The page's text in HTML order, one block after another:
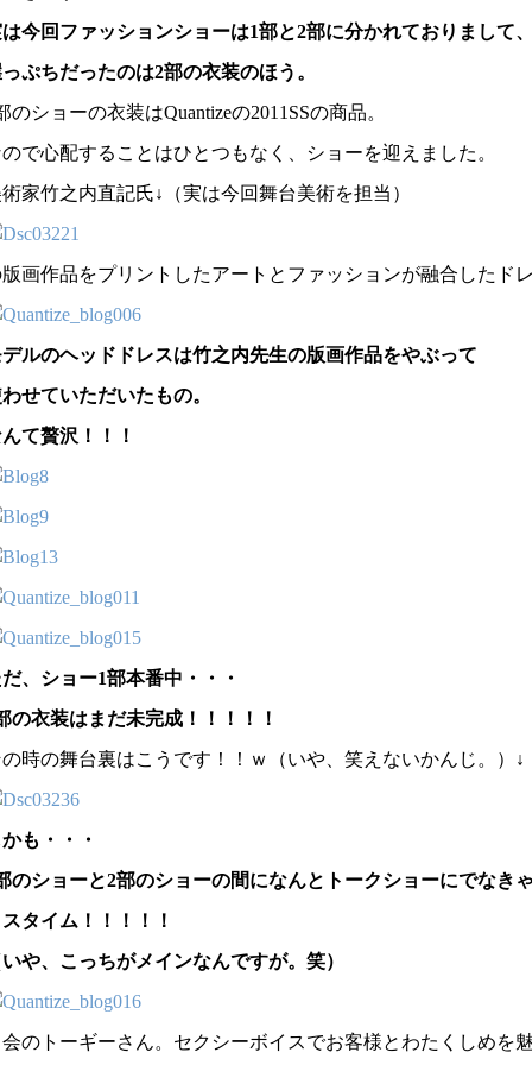
今回ファッションショーは1部と2部に分かれておりまして、
ぷちだったのは2部の衣装のほう。
のショーの衣装はQuantizeの2011SSの商品。
で心配することはひとつもなく、ショーを迎えました。
家竹之内直記氏↓（実は今回舞台美術を担当）
画作品をプリントしたアートとファッションが融合したド
ルのヘッドドレスは竹之内先生の版画作品をやぶって
せていただいたもの。
て贅沢！！！
、ショー1部本番中・・・
の衣装はまだ未完成！！！！！
時の舞台裏はこうです！！ｗ（いや、笑えないかんじ。）↓
も・・・
のショーと2部のショーの間になんとトークショーにでなき
タイム！！！！！
や、こっちがメインなんですが。笑）
のトーギーさん。セクシーボイスでお客様とわたくしめを魅